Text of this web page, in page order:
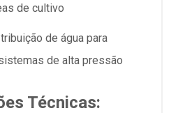
de cultivo
de água para
de alta pressão
Técnicas: